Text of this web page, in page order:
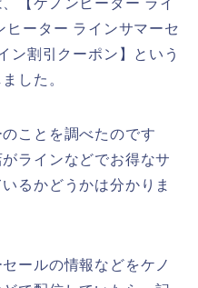
ヒーター ラインサマーセ
ン割引クーポン】という
した。
ことを調べたのです
ラインなどでお得なサ
るかどうかは分かりま
ールの情報などをケノ